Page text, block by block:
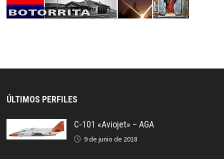
ÚLTIMOS PERFILES
C-101 «Aviojet» – AGA
9 de junio de 2018